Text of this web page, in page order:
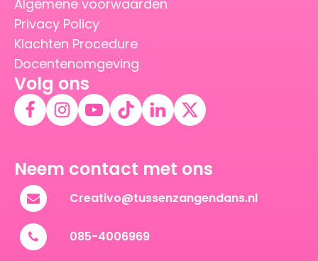
Algemene voorwaarden
Privacy Policy
Klachten Procedure
Docentenomgeving
Volg ons
Neem contact met ons
Creativo@tussenzangendans.nl
085-4006969